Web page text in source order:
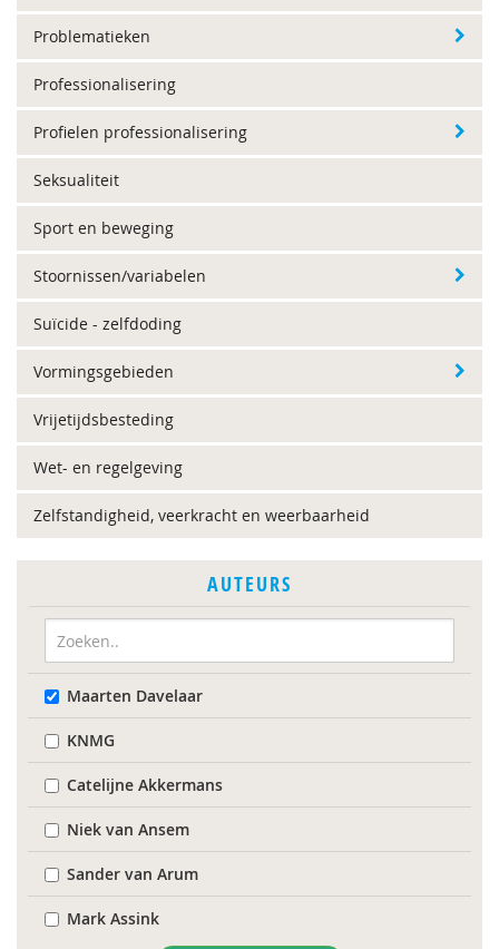
Problematieken
Professionalisering
Profielen professionalisering
Seksualiteit
Sport en beweging
Stoornissen/variabelen
Suïcide - zelfdoding
Vormingsgebieden
Vrijetijdsbesteding
Wet- en regelgeving
Zelfstandigheid, veerkracht en weerbaarheid
AUTEURS
Maarten Davelaar
KNMG
Catelijne Akkermans
Niek van Ansem
Sander van Arum
Mark Assink